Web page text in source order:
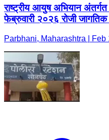
राष्ट्रीय आयुष अभियान अंतर्गत
फेब्रुवारी २०२६ रोजी
Parbhani, Maharashtra | Feb